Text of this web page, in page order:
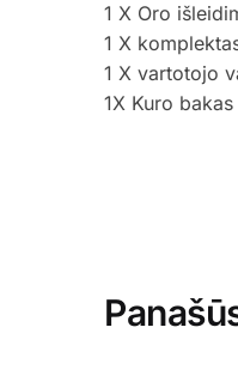
1 X Oro
1 X
1 X vartotojo
1X Kuro